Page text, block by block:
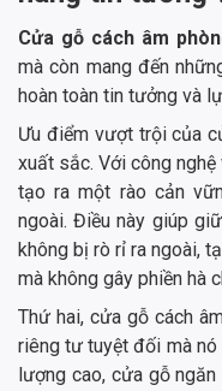
Cửa gỗ cách âm
mà còn mang đến
hoàn toàn tin tưởng và
Ưu điểm vượt trội của
xuất sắc. Với công
tạo ra một rào cản
ngoài. Điều này giúp
không bị rò rỉ ra ngoài,
mà không gây phiền hà
Thứ hai, cửa gỗ cách
riêng tư tuyệt đối mà nó
lượng cao, cửa gỗ